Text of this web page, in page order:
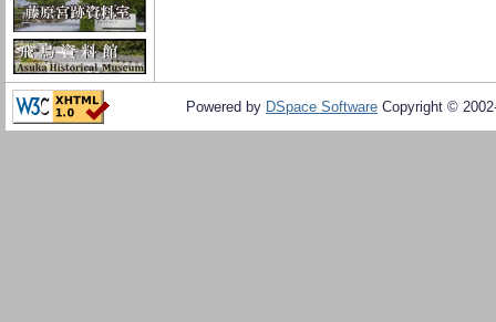
Powered by DSpace Software Copyright ©